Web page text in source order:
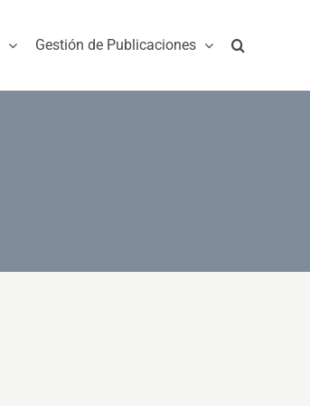
Gestión de Publicaciones